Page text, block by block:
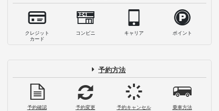
クレジット
カード
コンビニ キャリア ポイント
予約方法
予約確認 予約変更 予約キャンセル 乗車方法